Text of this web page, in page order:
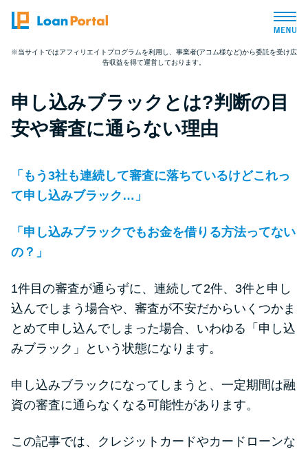
トップページ
おすすめコンテンツ
とにかくすぐ借りたい方向け
バレずに借りたい方向け
便利なコンテンツ
カードローン診断
カードローンQ&A
※当サイトではアフィリエイトプログラムを利用し、事業者(アコム様など)から委託を受け広
告収益を得て運営しております。
申し込みブラックとは?判断の目
安や審査に通らない理由
「もう3社も連続して審査に落ちているけどこれっ
て申し込みブラック…」
「申し込みブラックでもお金を借りる方法ってない
の？」
1件目の審査が通らずに、連続して2件、3件と申し
込んでしまう場合や、審査が不安だからいくつかま
とめて申し込んでしまった場合、いわゆる「申し込
みブラック」という状態になります。
申し込みブラックになってしまうと、一定期間は融
資の審査に通らなくなる可能性があります。
この記事では、クレジットカードやカードローンな